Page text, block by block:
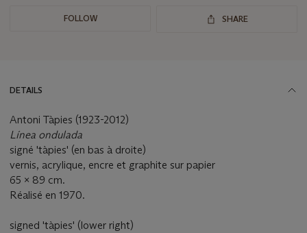
FOLLOW SHARE
DETAILS
Antoni Tàpies (1923-2012)
Línea ondulada
signé 'tàpies' (en bas à droite)
vernis, acrylique, encre et graphite sur papier
65 x 89 cm.
Réalisé en 1970.
signed 'tàpies' (lower right)